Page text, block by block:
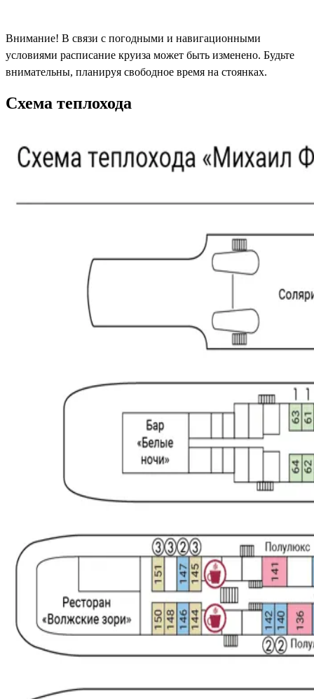
Внимание! В связи с погодными и навигационными
условиями расписание круиза может быть изменено. Будьте
внимательны, планируя свободное время на стоянках.
Схема теплохода